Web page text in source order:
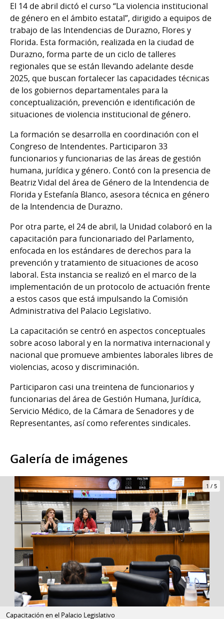
El 14 de abril dictó el curso “La violencia institucional
de género en el ámbito estatal”, dirigido a equipos de
trabajo de las Intendencias de Durazno, Flores y
Florida. Esta formación, realizada en la ciudad de
Durazno, forma parte de un ciclo de talleres
regionales que se están llevando adelante desde
2025, que buscan fortalecer las capacidades técnicas
de los gobiernos departamentales para la
conceptualización, prevención e identificación de
situaciones de violencia institucional de género.
La formación se desarrolla en coordinación con el
Congreso de Intendentes. Participaron 33
funcionarios y funcionarias de las áreas de gestión
humana, jurídica y género. Contó con la presencia de
Beatriz Vidal del área de Género de la Intendencia de
Florida y Estefanía Blanco, asesora técnica en género
de la Intendencia de Durazno.
Por otra parte, el 24 de abril, la Unidad colaboró en la
capacitación para funcionariado del Parlamento,
enfocada en los estándares de derechos para la
prevención y tratamiento de situaciones de acoso
laboral. Esta instancia se realizó en el marco de la
implementación de un protocolo de actuación frente
a estos casos que está impulsando la Comisión
Administrativa del Palacio Legislativo.
La capacitación se centró en aspectos conceptuales
sobre acoso laboral y en la normativa internacional y
nacional que promueve ambientes laborales libres de
violencias, acoso y discriminación.
Participaron casi una treintena de funcionarios y
funcionarias del área de Gestión Humana, Jurídica,
Servicio Médico, de la Cámara de Senadores y de
Representantes, así como referentes sindicales.
Galería de imágenes
1 / 5
Capacitación en el Palacio Legislativo